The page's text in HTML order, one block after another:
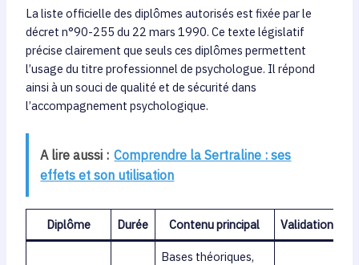
La liste officielle des diplômes autorisés est fixée par le
décret n°90-255 du 22 mars 1990. Ce texte législatif
précise clairement que seuls ces diplômes permettent
l’usage du titre professionnel de psychologue. Il répond
ainsi à un souci de qualité et de sécurité dans
l’accompagnement psychologique.
A lire aussi : Comprendre la Sertraline : ses
effets et son utilisation
Diplôme Durée Contenu principal Validation
Bases théoriques,